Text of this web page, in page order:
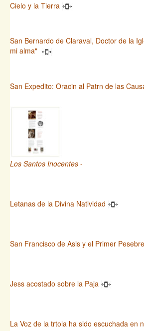
Cielo y la Tierra
San Bernardo de Claraval, Doctor de la
mi alma"
San Expedito: Oracin al Patrn de las
Los Santos Inocentes -
Letanas de la Divina Natividad
San Francisco de Asis y el Primer
Jess acostado sobre la Paja
La Voz de la trtola ha sido escuchada en